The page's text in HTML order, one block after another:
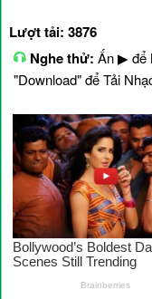
Lượt tải: 3876
Nghe thử: Ấn ▶ để
"Download" để Tải